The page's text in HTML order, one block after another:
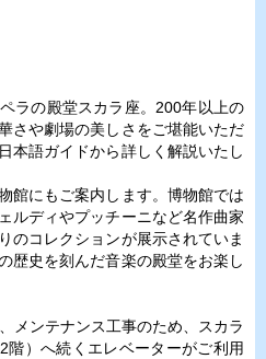
ラの殿堂スカラ座。200年以上の
さや劇場の美しさをご堪能いただ
本語ガイドから詳しく解説いたし
館にもご案内します。博物館では
ルディやプッチーニなど名作曲家
のコレクションが展示されていま
歴史を刻んだ音楽の殿堂をお楽し
メンテナンス工事のため、スカラ
）へ続くエレベーターがご利用